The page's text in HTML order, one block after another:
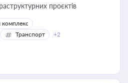
проєктів
комплекс
Транспорт +2